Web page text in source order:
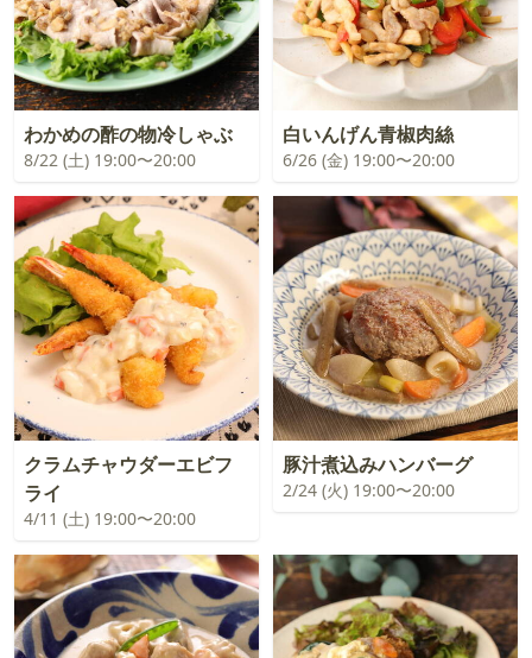
わかめの酢の物冷しゃぶ
8/22 (土) 19:00〜20:00
白いんげん青椒肉絲
6/26 (金) 19:00〜20:00
クラムチャウダーエビフ
ライ
4/11 (土) 19:00〜20:00
豚汁煮込みハンバーグ
2/24 (火) 19:00〜20:00